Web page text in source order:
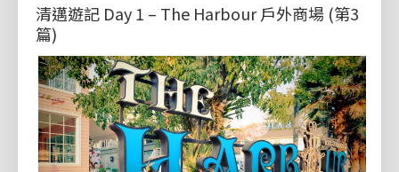
清邁遊記 Day 1 – The Harbour 戶外商場 (第3
篇)